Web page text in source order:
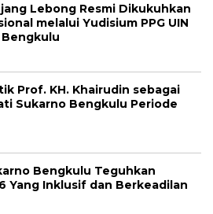
Lebong Resmi Dikukuhkan
melalui Yudisium PPG UIN
Prof. KH. Khairudin sebagai
Sukarno Bengkulu Periode
Bengkulu Teguhkan
Yang Inklusif dan Berkeadilan